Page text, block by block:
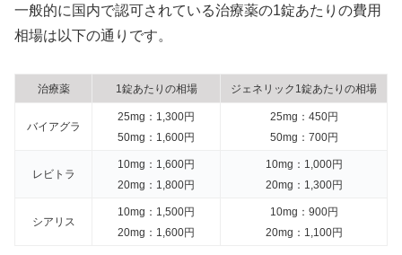
一般的に国内で認可されている治療薬の1錠あたりの費用
相場は以下の通りです。
治療薬 1錠あたりの相場 ジェネリック1錠あたりの相場
バイアグラ
25mg：1,300円
50mg：1,600円
25mg：450円
50mg：700円
レビトラ
10mg：1,600円
20mg：1,800円
10mg：1,000円
20mg：1,300円
シアリス
10mg：1,500円
20mg：1,600円
10mg：900円
20mg：1,100円